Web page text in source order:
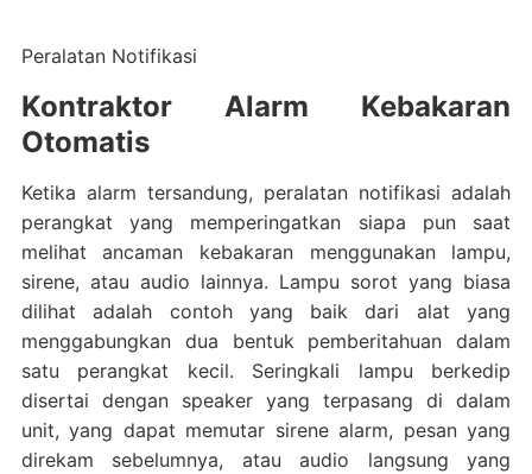
Peralatan Notifikasi
Kontraktor Alarm Kebakaran
Otomatis
Ketika alarm tersandung, peralatan notifikasi adalah
perangkat yang memperingatkan siapa pun saat
melihat ancaman kebakaran menggunakan lampu,
sirene, atau audio lainnya. Lampu sorot yang biasa
dilihat adalah contoh yang baik dari alat yang
menggabungkan dua bentuk pemberitahuan dalam
satu perangkat kecil. Seringkali lampu berkedip
disertai dengan speaker yang terpasang di dalam
unit, yang dapat memutar sirene alarm, pesan yang
direkam sebelumnya, atau audio langsung yang